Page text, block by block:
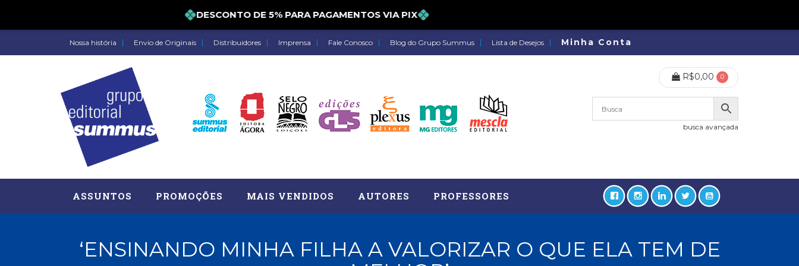
DESCONTO DE 5% PARA PAGAMENTOS VIA PIX
Nossa história Envio de Originais Distribuidores Imprensa Fale Conosco Blog do Grupo Summus Lista de Desejos Minha Conta
R$0,00 0
busca avançada
ASSUNTOS
Atualidades, Política, Direitos Humanos (133)
PROMOÇÕES MAIS VENDIDOS AUTORES PROFESSORES
‘ENSINANDO MINHA FILHA A VALORIZAR O QUE ELA TEM DE